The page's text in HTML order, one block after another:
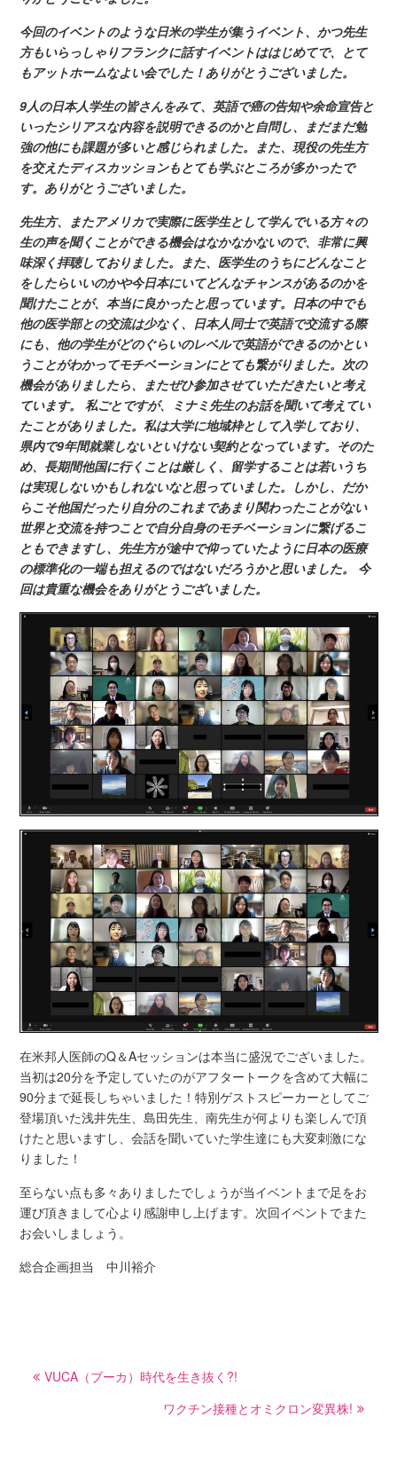
今回のイベントのような日米の学生が集うイベント、かつ先生
方もいらっしゃりフランクに話すイベントははじめてで、とて
もアットホームなよい会でした！ありがとうございました。
9人の日本人学生の皆さんをみて、英語で癌の告知や余命宣告と
いったシリアスな内容を説明できるのかと自問し、まだまだ勉
強の他にも課題が多いと感じられました。また、現役の先生方
を交えたディスカッションもとても学ぶところが多かったで
す。ありがとうございました。
先生方、またアメリカで実際に医学生として学んでいる方々の
生の声を聞くことができる機会はなかなかないので、非常に興
味深く拝聴しておりました。また、医学生のうちにどんなこと
をしたらいいのかや今日本にいてどんなチャンスがあるのかを
聞けたことが、本当に良かったと思っています。日本の中でも
他の医学部との交流は少なく、日本人同士で英語で交流する際
にも、他の学生がどのぐらいのレベルで英語ができるのかとい
うことがわかってモチベーションにとても繋がりました。次の
機会がありましたら、またぜひ参加させていただきたいと考え
ています。 私ごとですが、ミナミ先生のお話を聞いて考えてい
たことがありました。私は大学に地域枠として入学しており、
県内で9年間就業しないといけない契約となっています。そのた
め、長期間他国に行くことは厳しく、留学することは若いうち
は実現しないかもしれないなと思っていました。しかし、だか
らこそ他国だったり自分のこれまであまり関わったことがない
世界と交流を持つことで自分自身のモチベーションに繋げるこ
ともできますし、先生方が途中で仰っていたように日本の医療
の標準化の一端も担えるのではないだろうかと思いました。 今
回は貴重な機会をありがとうございました。
在米邦人医師のQ＆Aセッションは本当に盛況でございました。
当初は20分を予定していたのがアフタートークを含めて大幅に
90分まで延長しちゃいました！特別ゲストスピーカーとしてご
登場頂いた浅井先生、島田先生、南先生が何よりも楽しんで頂
けたと思いますし、会話を聞いていた学生達にも大変刺激にな
りました！
至らない点も多々ありましたでしょうが当イベントまで足をお
運び頂きまして心より感謝申し上げます。次回イベントでまた
お会いしましょう。
総合企画担当 中川裕介
稿 VUCA（ブーカ）時代を生き抜く?!
ワクチン接種とオミクロン変異株!